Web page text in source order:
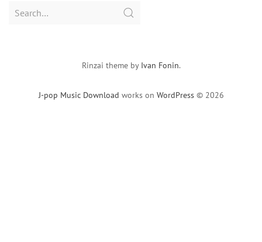
Search
J-pop Music Download works on WordPress © 2026
Rinzai theme by Ivan Fonin.